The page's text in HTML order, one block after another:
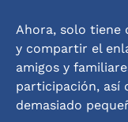
Ahora, solo tiene
y compartir el
amigos y
participación, así
demasiado